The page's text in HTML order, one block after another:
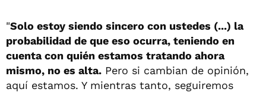
"Solo estoy siendo sincero con ustedes (...) la
probabilidad de que eso ocurra, teniendo en
cuenta con quién estamos tratando ahora
mismo, no es alta. Pero si cambian de opinión,
aquí estamos. Y mientras tanto, seguiremos